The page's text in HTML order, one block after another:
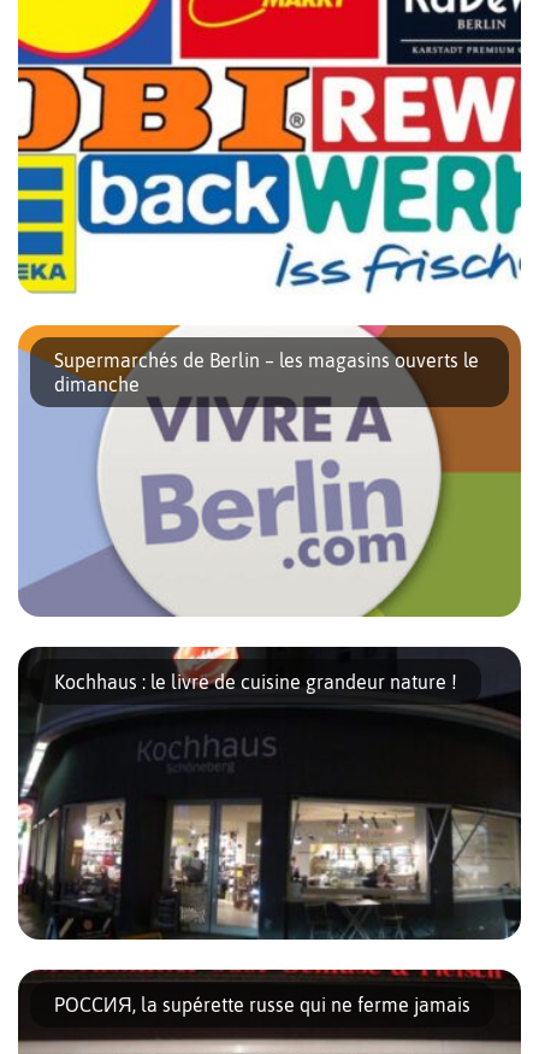
On trouve une grande diversité de points de ventes à Berlin. En
plus des commerces de proximité, des grosses structures
spécialisées et des centres commerciaux, il y a des magasins […]
Supermarchés de Berlin – les magasins ouverts le
dimanche
Qui n’a jamais vécu cette misère du frigo absolument,
totalement, inévitablement vide en ce jour long et lent du
dimanche ? Familles avec des enfants ou étudiants ont tous
connu […]
Kochhaus : le livre de cuisine grandeur nature !
Imaginez-vous un samedi, chez vous. Quelques jours plus tôt,
dans un élan de générosité, vous avez convié des amis à dîner et
leur avez promis un fantastique repas, tout en […]
POCCИЯ, la supérette russe qui ne ferme jamais